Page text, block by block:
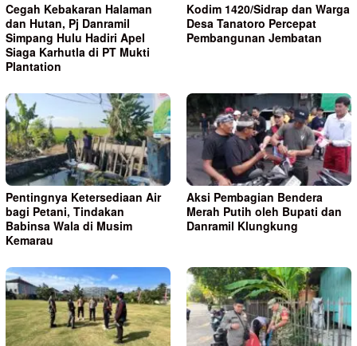
Cegah Kebakaran Halaman
dan Hutan, Pj Danramil
Simpang Hulu Hadiri Apel
Siaga Karhutla di PT Mukti
Plantation
Kodim 1420/Sidrap dan Warga
Desa Tanatoro Percepat
Pembangunan Jembatan
Pentingnya Ketersediaan Air
bagi Petani, Tindakan
Babinsa Wala di Musim
Kemarau
Aksi Pembagian Bendera
Merah Putih oleh Bupati dan
Danramil Klungkung